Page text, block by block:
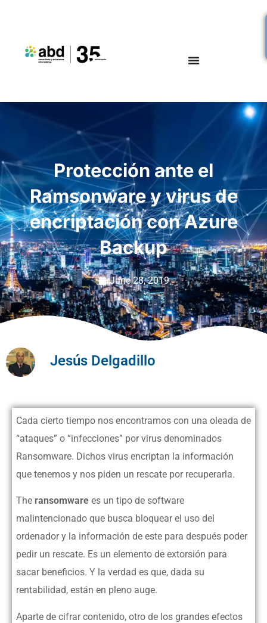
Protección ante el
Ramsonware y virus de
encriptación con Azure
Backup
June 28, 2019
Jesús Delgadillo
Cada cierto tiempo nos encontramos con una oleada de
“ataques” o “infecciones” por virus denominados
Ransomware. Dichos virus encriptan la información
que tenemos y nos piden un rescate por recuperarla.
The ransomware es un tipo de software
malintencionado que busca bloquear el uso del
ordenador y la información de este para después poder
pedir un rescate. Es un elemento de extorsión para
sacar beneficios. Y la verdad es que, dada su
rentabilidad, están en pleno auge.
Aparte de cifrar contenido, otro de los grandes efectos